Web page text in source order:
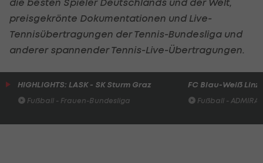
preisgekrönte Dokumentationen und Live-
Tennisübertragungen der Tennis-Bundesliga und
anderer spannender Tennis-Live-Übertragungen.
HIGHLIGHTS: LASK - SK Sturm Graz
Fußball - Frauen-Bundesliga
FC Blau-Weiß Linz
Fußball -